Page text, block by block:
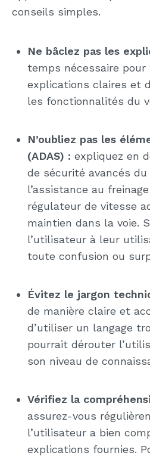
conseils simples.
Ne bâclez pas les
temps nécessaire pour
explications claires et
les fonctionnalités du
N’oubliez pas les
(ADAS) : expliquez en
de sécurité avancés
l’assistance au
régulateur de vitesse
maintien dans la voie.
l’utilisateur à leur
toute confusion ou
Évitez le jargon
de manière claire et
d’utiliser un langage
pourrait dérouter
son niveau de
Vérifiez la
assurez-vous
l’utilisateur a bien
explications fournies.